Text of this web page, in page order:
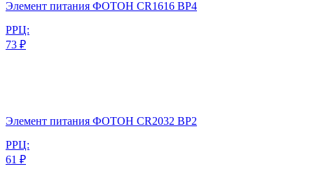
Элемент питания ФОТОН CR1616 BP4
РРЦ:
73 ₽
Элемент питания ФОТОН CR2032 BP2
РРЦ:
61 ₽